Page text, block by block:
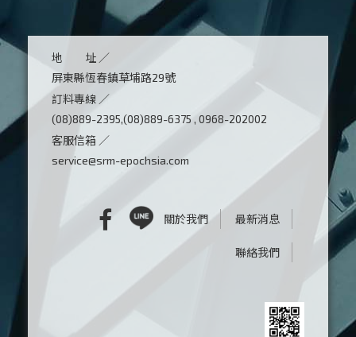
地 址 ／
屏東縣恆春鎮草埔路29號
訂料專線 ／
(08)889-2395,(08)889-6375 , 0968-202002
客服信箱 ／
service@srm-epochsia.com
關於我們 最新消息
聯絡我們